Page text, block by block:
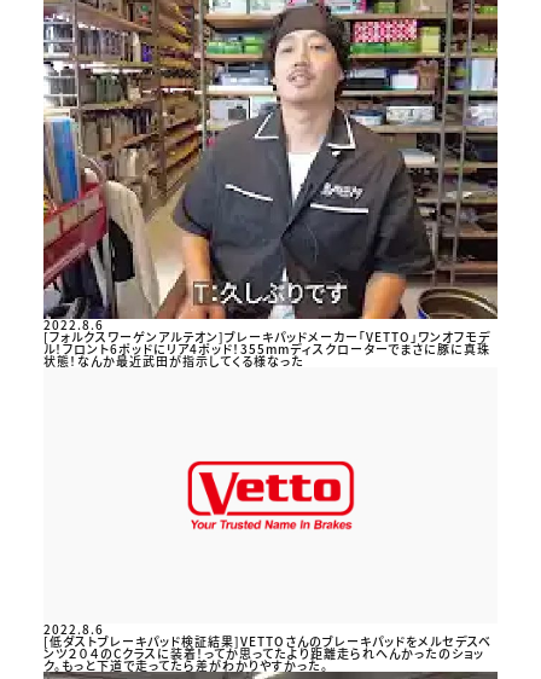
2022.8.6
[フォルクスワーゲンアルテオン]ブレーキパッドメーカー「VETTO」ワンオフモデ
ル！フロント6ポッドにリア4ポッド！355mmディスクローターでまさに豚に真珠
状態！なんか最近武田が指示してくる様なった
2022.8.6
[低ダストブレーキパッド検証結果]VETTOさんのブレーキパッドをメルセデスベ
ンツ２０４のCクラスに装着！ってか思ってたより距離走られへんかったのショッ
ク。もっと下道で走ってたら差がわかりやすかった。